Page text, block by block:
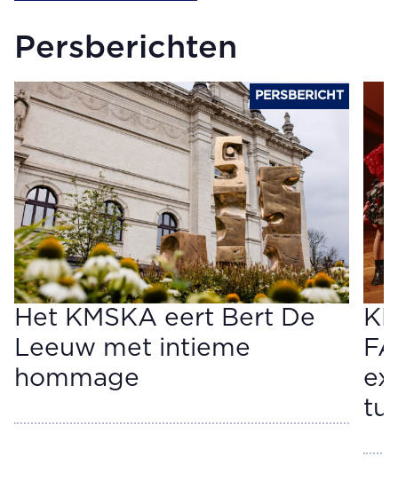
Persberichten
PERSBERICHT
Het KMSKA eert Bert De
Leeuw met intieme
hommage